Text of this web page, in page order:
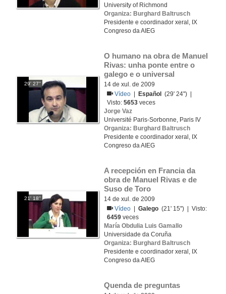
University of Richmond
Organiza: Burghard Baltrusch
Presidente e coordinador xeral, IX
Congreso da AIEG
29' 27''
O humano na obra de Manuel
Rivas: unha ponte entre o
galego e o universal
14 de xul. de 2009
Vídeo
Español
(29' 24'') |
Visto:5653 veces
Jorge Vaz
Université Paris-Sorbonne, Paris IV
Organiza: Burghard Baltrusch
Presidente e coordinador xeral, IX
Congreso da AIEG
21' 18''
A recepción en Francia da
obra de Manuel Rivas e de
Suso de Toro
14 de xul. de 2009
Vídeo
|Galego (21' 15'') | Visto:
6459 veces
María Obdulia Luis Gamallo
Universidade da Coruña
Organiza: Burghard Baltrusch
Presidente e coordinador xeral, IX
Congreso da AIEG
Quenda de preguntas